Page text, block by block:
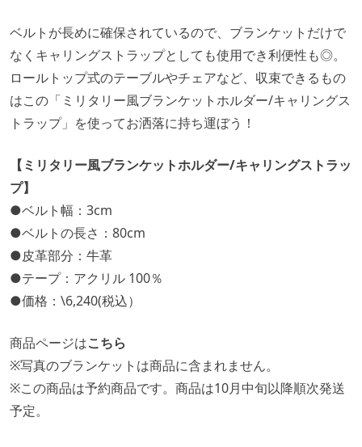
ベルトが長めに確保されているので、ブランケットだけで
なくキャリングストラップとしても使用でき利便性も◎。
ロールトップ式のテーブルやチェアなど、収束できるもの
はこの「ミリタリー風ブランケットホルダー/キャリングス
トラップ」を使ってお洒落に持ち運ぼう！
【ミリタリー風ブランケットホルダー/キャリングストラッ
プ】
●ベルト幅：3cm
●ベルトの長さ：80cm
●皮革部分：牛革
●テープ：アクリル 100％
●価格：\6,240(税込）
商品ページはこちら
※写真のブランケットは商品に含まれません。
※この商品は予約商品です。商品は10月中旬以降順次発送
予定。